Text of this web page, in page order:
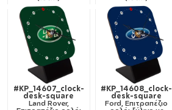
#KP_14607_clock-
desk-square
Land Rover,
#KP_14608_clock-
desk-square
Ford, Επιτραπέζιο